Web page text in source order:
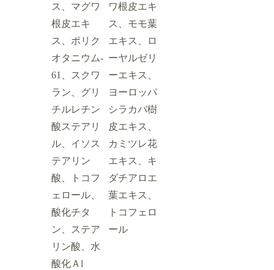
ス、マグワ
根皮エキ
ス、ポリク
オタニウム‐
61、スクワ
ラン、グリ
チルレチン
酸ステアリ
ル、イソス
テアリン
酸、トコフ
ェロール、
酸化チタ
ン、ステア
リン酸、水
酸化Ａl
ワ根皮エキ
ス、モモ葉
エキス、ロ
ーヤルゼリ
ーエキス、
ヨーロッパ
シラカバ樹
皮エキス、
カミツレ花
エキス、キ
ダチアロエ
葉エキス、
トコフェロ
ール